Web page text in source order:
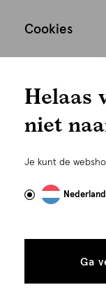
gebruiken wij
om
tonen
Cookies
©Alle
Helaas
niet
Je kunt de
Nederland
Ga